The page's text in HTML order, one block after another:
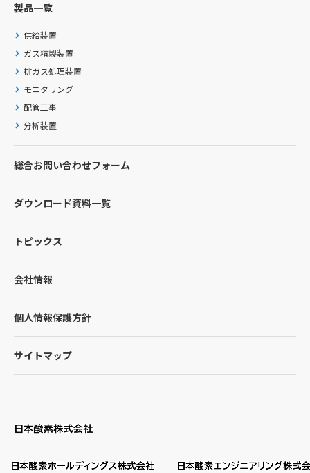
製品一覧
供給装置
ガス精製装置
排ガス処理装置
モニタリング
配管工事
分析装置
総合お問い合わせフォーム
ダウンロード資料一覧
トピックス
会社情報
個人情報保護方針
サイトマップ